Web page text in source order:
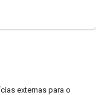
externas para o